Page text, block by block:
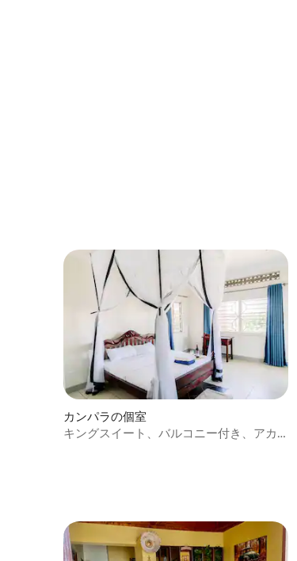
カンパラの個室
キングスイート、バルコニー付き、アカ